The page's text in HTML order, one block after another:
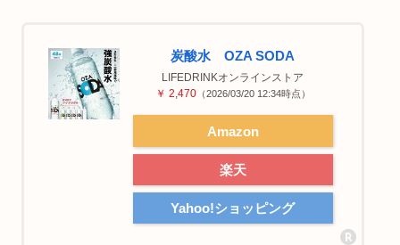
炭酸水 OZA SODA
LIFEDRINKオンラインストア
￥ 2,470（2026/03/20 12:34時点）
Amazon
楽天
Yahoo!ショッピング